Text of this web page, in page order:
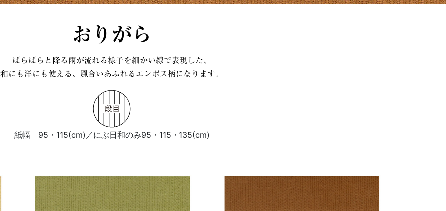
おりがら
ぱらぱらと降る雨が流れる様子を細かい線で表現した、
和にも洋にも使える、風合いあふれるエンボス柄になります。
紙幅 95・115(cm)／にぶ日和のみ95・115・135(cm)